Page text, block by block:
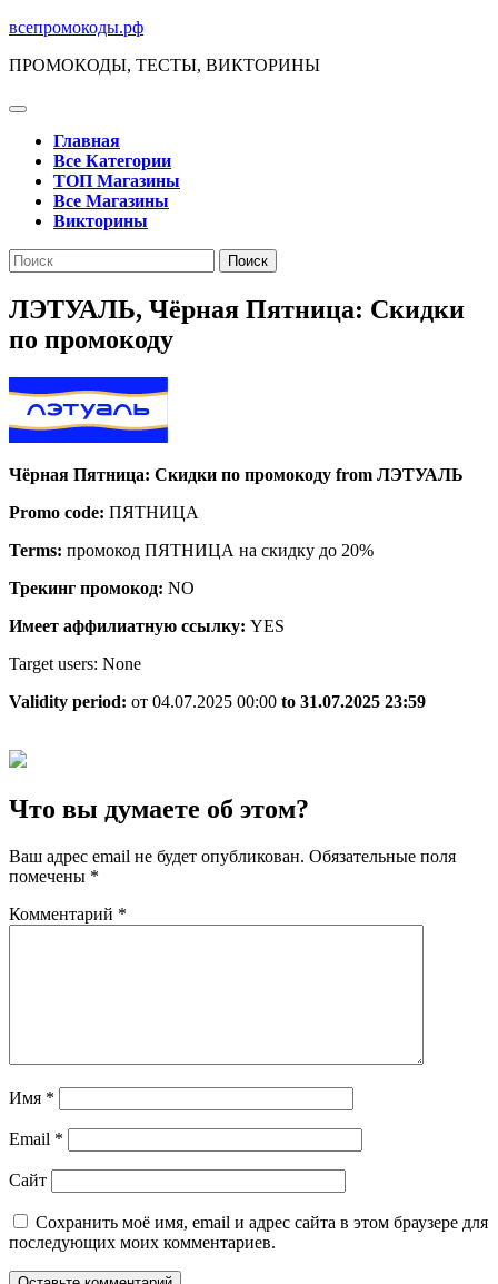
Перейти
содержимому
всепромокоды.рф
ПРОМОКОДЫ, ТЕСТЫ, ВИКТОРИНЫ
Кнопка
ОткрытьГлавная
Все Категории
ТОП Магазины
Все Магазины
Викторины
Кнопка
Закрыть
Поиск
по:
ЛЭТУАЛЬ, Чёрная Пятница: Скидки
по промокоду
Чёрная Пятница: Скидки по промокоду from ЛЭТУАЛЬ
Promo code: ПЯТНИЦА
Terms: промокод ПЯТНИЦА на скидку до 20%
Трекинг промокод: NO
Имеет аффилиатную ссылку: YES
Target users: None
Validity period: от 04.07.2025 00:00 to 31.07.2025 23:59
Что вы думаете об этом?
Ваш адрес email не будет опубликован. Обязательные поля
помечены *
Комментарий *
Имя *
Email *
Сайт
Сохранить моё имя, email и адрес сайта в этом браузере для
последующих моих комментариев.